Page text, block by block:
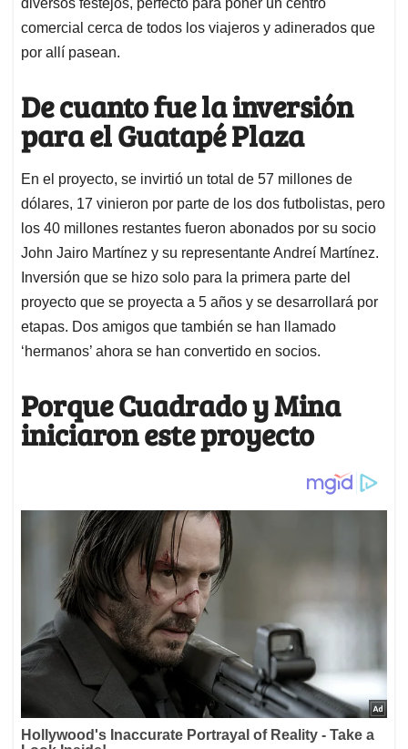
diversos festejos, perfecto para poner un centro
comercial cerca de todos los viajeros y adinerados que
por allí pasean.
De cuanto fue la inversión
para el Guatapé Plaza
En el proyecto, se invirtió un total de 57 millones de
dólares, 17 vinieron por parte de los dos futbolistas, pero
los 40 millones restantes fueron abonados por su socio
John Jairo Martínez y su representante Andreí Martínez.
Inversión que se hizo solo para la primera parte del
proyecto que se proyecta a 5 años y se desarrollará por
etapas. Dos amigos que también se han llamado
‘hermanos’ ahora se han convertido en socios.
Porque Cuadrado y Mina
iniciaron este proyecto